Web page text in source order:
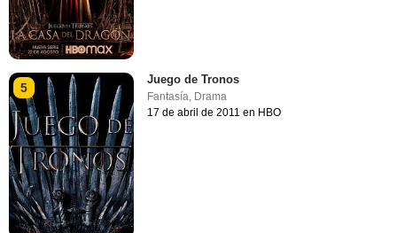
5
Juego de Tronos
Fantasía, Drama
17 de abril de 2011 en HBO